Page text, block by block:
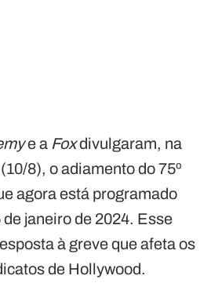
e a Foxdivulgaram, na
8), o adiamento do 75º
agora está programado
janeiro de 2024. Esse
à greve que afeta os
de Hollywood.